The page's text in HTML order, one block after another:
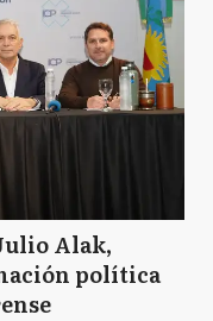
Alak,
política